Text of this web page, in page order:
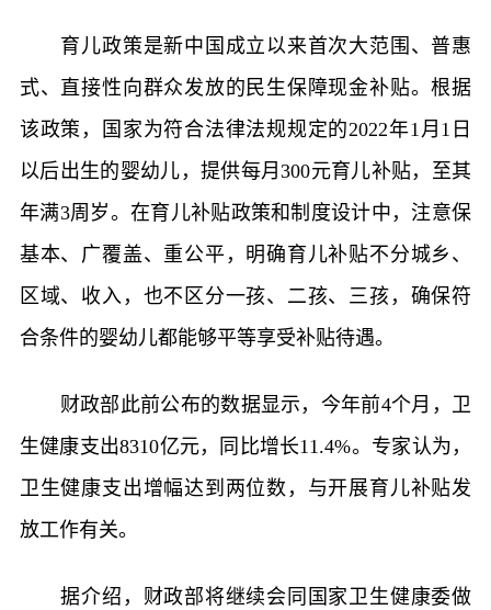
育儿政策是新中国成立以来首次大范围、普惠
式、直接性向群众发放的民生保障现金补贴。根据
该政策，国家为符合法律法规规定的2022年1月1日
以后出生的婴幼儿，提供每月300元育儿补贴，至其
年满3周岁。在育儿补贴政策和制度设计中，注意保
基本、广覆盖、重公平，明确育儿补贴不分城乡、
区域、收入，也不区分一孩、二孩、三孩，确保符
合条件的婴幼儿都能够平等享受补贴待遇。
财政部此前公布的数据显示，今年前4个月，卫
生健康支出8310亿元，同比增长11.4%。专家认为，
卫生健康支出增幅达到两位数，与开展育儿补贴发
放工作有关。
据介绍，财政部将继续会同国家卫生健康委做